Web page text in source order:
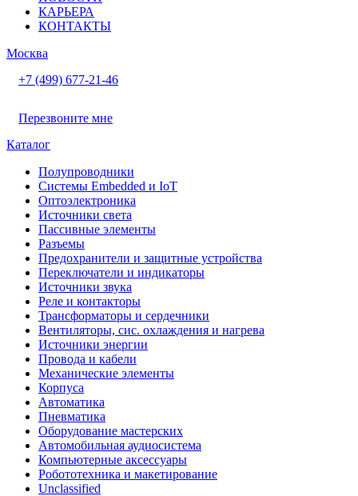
КАРЬЕРА
КОНТАКТЫ
Москва
+7 (499) 677-21-46
Перезвоните мне
Каталог
Полупроводники
Системы Embedded и IoT
Oптоэлектроника
Источники света
Пассивные элементы
Разъeмы
Предохранители и защитные устройства
Переключатели и индикаторы
Источники звука
Реле и контакторы
Трансформаторы и сердечники
Вентиляторы, сис. охлаждения и нагрева
Источники энергии
Провода и кабели
Механические элементы
Корпуса
Автоматика
Пневматика
Оборудование мастерских
Автомобильная аудиосистема
Компьютерные аксессуары
Робототехника и макетирование
Unclassified